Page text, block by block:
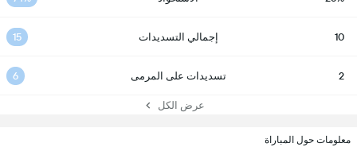
10 إجمالي التسديدات 15
2 تسديدات على المرمى 6
عرض الكل
معلومات حول المباراة